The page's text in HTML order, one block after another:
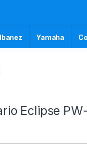
Ibanez Yamaha
Eclipse